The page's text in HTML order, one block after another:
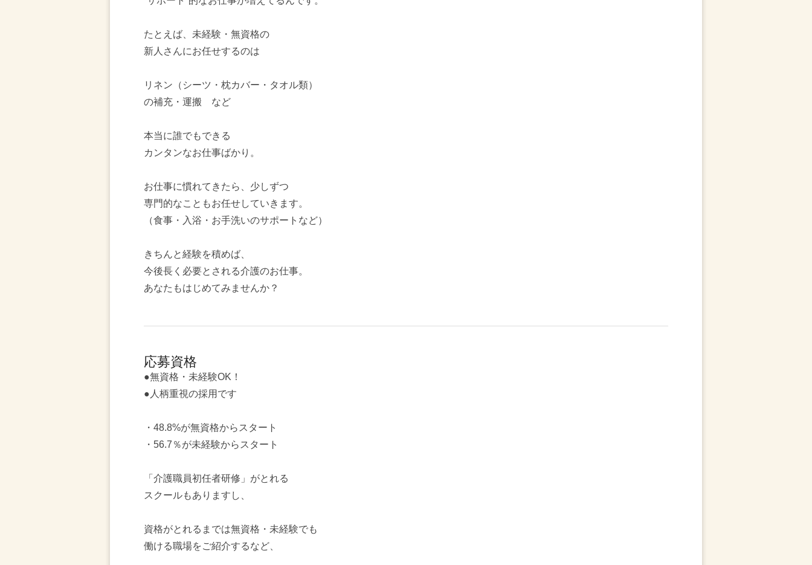
たとえば、未経験・無資格の
新人さんにお任せするのは
リネン（シーツ・枕カバー・タオル類）
の補充・運搬 など
本当に誰でもできる
カンタンなお仕事ばかり。
お仕事に慣れてきたら、少しずつ
専門的なこともお任せしていきます。
（食事・入浴・お手洗いのサポートなど）
きちんと経験を積めば、
今後長く必要とされる介護のお仕事。
あなたもはじめてみませんか？
応募資格
●無資格・未経験OK！
●人柄重視の採用です
・48.8%が無資格からスタート
・56.7％が未経験からスタート
「介護職員初任者研修」がとれる
スクールもありますし、
資格がとれるまでは無資格・未経験でも
働ける職場をご紹介するなど、